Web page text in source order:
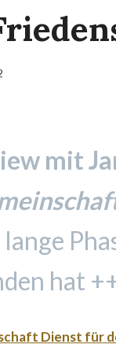
mit
hat
Dienst für